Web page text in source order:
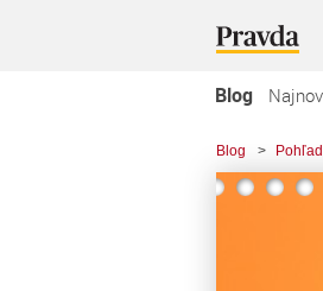
Blog
Blog >